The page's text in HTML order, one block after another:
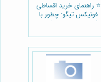
⭐️ راهنمای خرید اقساطی
فونیکس تیگو: چطور با
کمترین پیش پرداخت